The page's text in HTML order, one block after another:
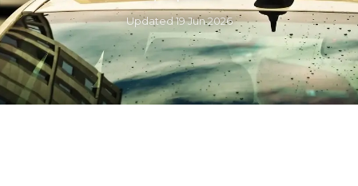
Updated19 Jun 2026